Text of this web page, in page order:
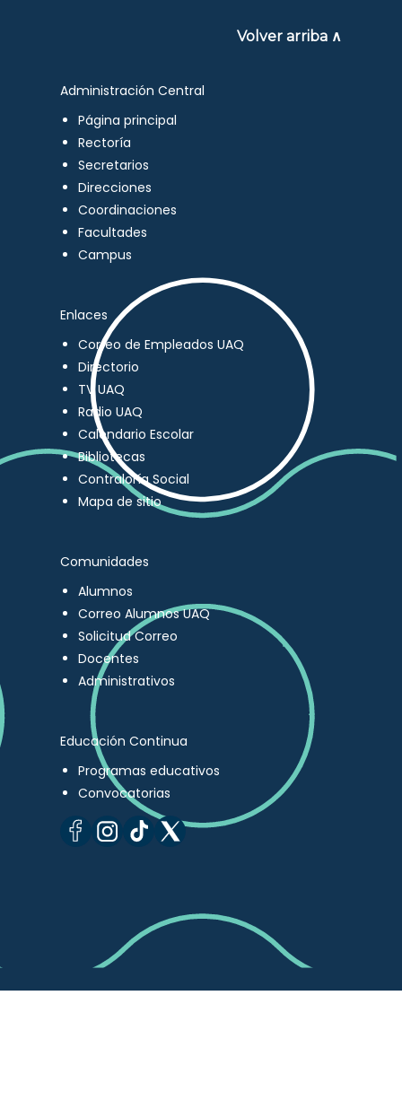
Volver arriba ∧
Administración Central
Página principal
Rectoría
Secretarios
Direcciones
Coordinaciones
Facultades
Campus
Enlaces
Correo de Empleados UAQ
Directorio
TV UAQ
Radio UAQ
Calendario Escolar
Bibliotecas
Contraloría Social
Mapa de sitio
Comunidades
Alumnos
Correo Alumnos UAQ
Solicitud Correo
Docentes
Administrativos
Educación Continua
Programas educativos
Convocatorias